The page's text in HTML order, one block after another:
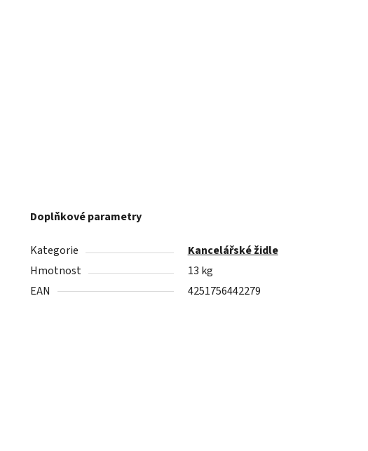
Doplňkové parametry
Kategorie
Kancelářské židle
Hmotnost
13 kg
EAN
4251756442279